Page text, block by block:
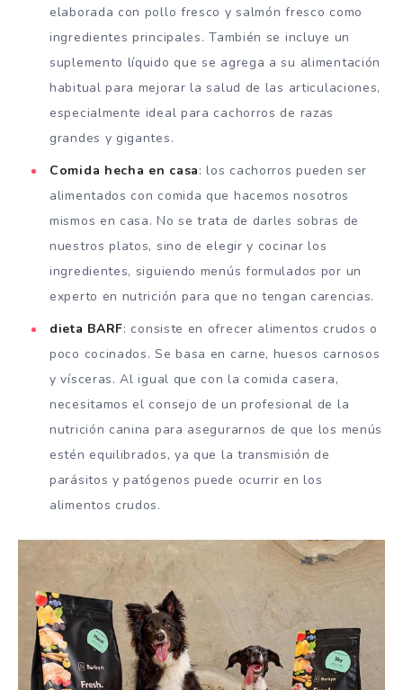
elaborada con pollo fresco y salmón fresco como
ingredientes principales. También se incluye un
suplemento líquido que se agrega a su alimentación
habitual para mejorar la salud de las articulaciones,
especialmente ideal para cachorros de razas
grandes y gigantes.
Comida hecha en casa: los cachorros pueden ser
alimentados con comida que hacemos nosotros
mismos en casa. No se trata de darles sobras de
nuestros platos, sino de elegir y cocinar los
ingredientes, siguiendo menús formulados por un
experto en nutrición para que no tengan carencias.
dieta BARF: consiste en ofrecer alimentos crudos o
poco cocinados. Se basa en carne, huesos carnosos
y vísceras. Al igual que con la comida casera,
necesitamos el consejo de un profesional de la
nutrición canina para asegurarnos de que los menús
estén equilibrados, ya que la transmisión de
parásitos y patógenos puede ocurrir en los
alimentos crudos.